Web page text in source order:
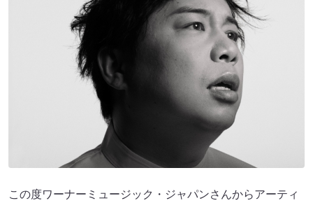
この度ワーナーミュージック・ジャパンさんからアーティ